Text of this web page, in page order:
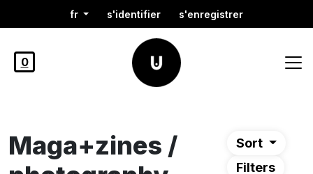
fr s'identifier s'enregistrer
0
Maga+zines /
Sort
Filters